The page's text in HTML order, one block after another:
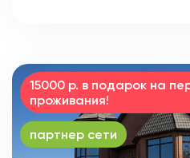
15000 р. в подарок на
проживания!
партнер сети